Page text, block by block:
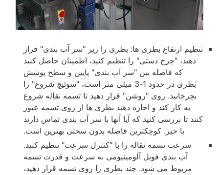
تنظیم ارتفاع بطری ها: بطری را زیر "سر آب بندی" قرار
دهید، "چرخ دستی" را تنظیم کنید، اطمینان حاصل کنید
که فاصله بین "سر آب بندی" پایین و سطح پوشش
بطری در حدود 1-3 میلی متر است، "سوئیچ شروع" را
بچرخانید. روی "روشن" قرار دهید تا تسمه نقاله شروع
به کار کند و اجازه دهید بطری ها از روی تسمه عبور
کنند تا بررسی کنید که آیا آنها با سر آب بندی تماس دارند
یا خیر. کوچکترین فاصله بدون سختی بهترین است.
سرعت تسمه نقاله را با "کنترل سرعت" تنظیم کنید.
آب بندی فویل آلومینیومی به سرعت و قدرت تسمه
مربوط می شود. چند بطری را روی تسمه قرار دهید،